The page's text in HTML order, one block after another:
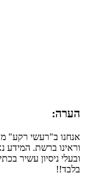
הערה:
אנחנו ב"רעשי רקע"
וראינו ברשת. המידע
ובעלי ניסיון עשיר
בלבד!!